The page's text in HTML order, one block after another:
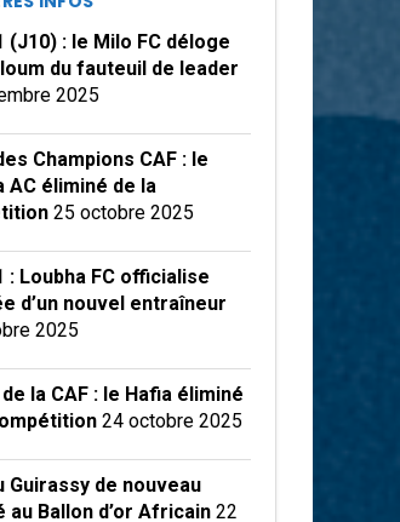
(J10) : le Milo FC déloge
du fauteuil de leader
2025
Champions CAF : le
AC éliminé de la
25 octobre 2025
: Loubha FC officialise
d’un nouvel entraîneur
2025
la CAF : le Hafia éliminé
24 octobre 2025
Guirassy de nouveau
au Ballon d’or Africain 22